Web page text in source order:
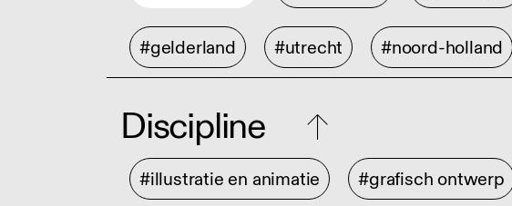
#gelderland #utrecht #noord-holland
Discipline
#illustratie en animatie #grafisch ontwerp